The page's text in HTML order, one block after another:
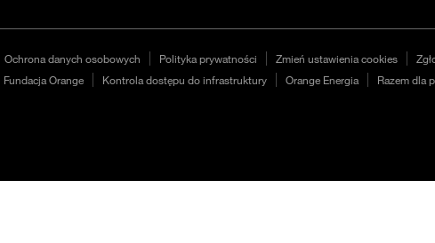
Ochrona danych osobowych Polityka prywatności Zmień ustawienia cookies
Fundacja Orange Kontrola dostępu do infrastruktury Orange Energia Razem dla